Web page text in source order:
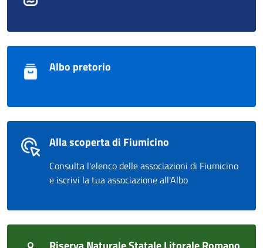
Albo pretorio
Alla scoperta di Fiumicino
Consulta l'elenco delle associazioni di Fiumicino
e iscrivi la tua associazione all'Albo